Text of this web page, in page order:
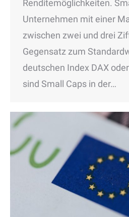
Renditemöglichkeiten.
Unternehmen mit einer
zwischen zwei und drei
Gegensatz zum
deutschen Index DAX oder
sind Small Caps in der…